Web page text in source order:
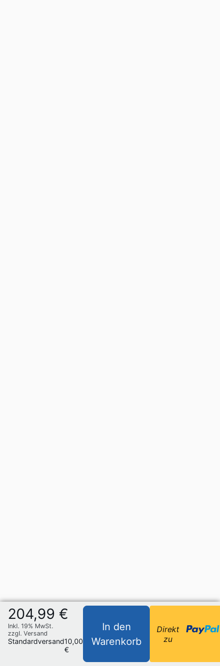
204,99 €
Inkl. 19% MwSt.
zzgl. Versand
Standardversand10,00
€
In den
Warenkorb
Direkt
zu